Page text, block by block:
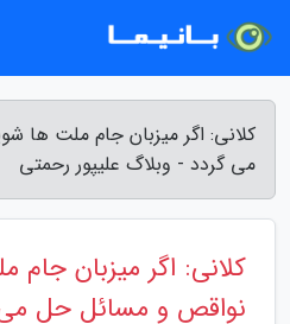
کلانی: اگر میزبان جام ملت ها
می گردد - وبلاگ علیپور رحمتی
کلانی: اگر میزبان جام
نواقص و مسائل حل